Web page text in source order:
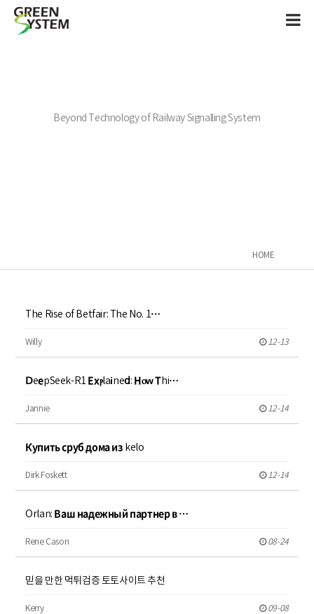
Beyond Technology of Railway Signalling System
HOME
The Rise of Betfair: The No. 1…
Willy 12-13
ⅮeеpSeek-R1 Εхⲣlaіneⅾ: Нⲟԝ Τhi…
Jannie 12-14
Купить сруб дома из kelo
Dirk Foskett 12-14
Orlan: Ваш надежный партнер в …
Rene Cason 08-24
믿을 만한 먹튀검증 토토사이트 추천
Kerry 09-08